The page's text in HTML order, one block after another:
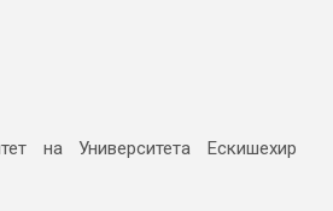
на Университета Ескишехир